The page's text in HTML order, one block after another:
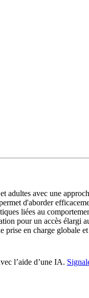
avec une
d'aborder
liées au
pour un accès
en charge globale
l’aide d’une IA.